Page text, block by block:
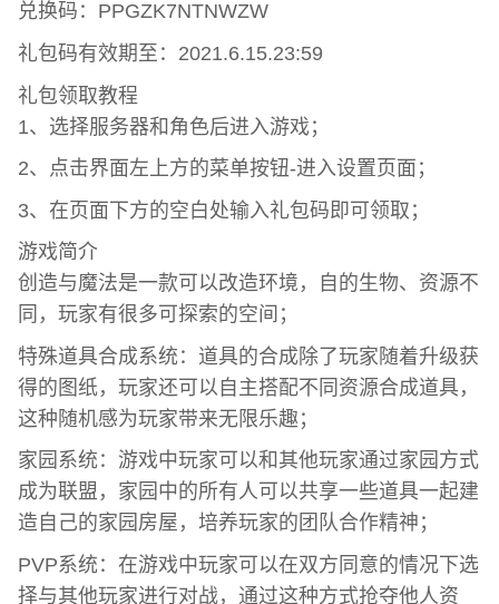
兑换码：PPGZK7NTNWZW
礼包码有效期至：2021.6.15.23:59
礼包领取教程
1、选择服务器和角色后进入游戏；
2、点击界面左上方的菜单按钮-进入设置页面；
3、在页面下方的空白处输入礼包码即可领取；
游戏简介
创造与魔法是一款可以改造环境，自的生物、资源不
同，玩家有很多可探索的空间；
特殊道具合成系统：道具的合成除了玩家随着升级获
得的图纸，玩家还可以自主搭配不同资源合成道具，
这种随机感为玩家带来无限乐趣；
家园系统：游戏中玩家可以和其他玩家通过家园方式
成为联盟，家园中的所有人可以共享一些道具一起建
造自己的家园房屋，培养玩家的团队合作精神；
PVP系统：在游戏中玩家可以在双方同意的情况下选
择与其他玩家进行对战，通过这种方式抢夺他人资